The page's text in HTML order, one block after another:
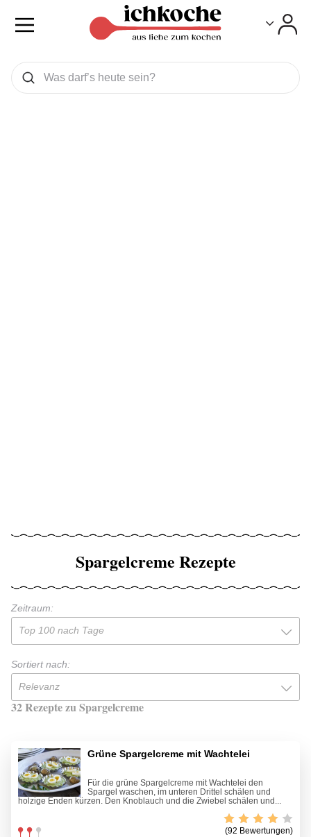
Was wollen Sie suchen
Suchen
Spargelcreme Rezepte
Zeitraum:
Top 100 nach Tage
Sortiert nach:
Relevanz
32 Rezepte zu Spargelcreme
Grüne Spargelcreme mit Wachtelei
Für die grüne Spargelcreme mit Wachtelei den
Spargel waschen, im unteren Drittel schälen und
holzige Enden kürzen. Den Knoblauch und die Zwiebel schälen und...
(92 Bewertungen)